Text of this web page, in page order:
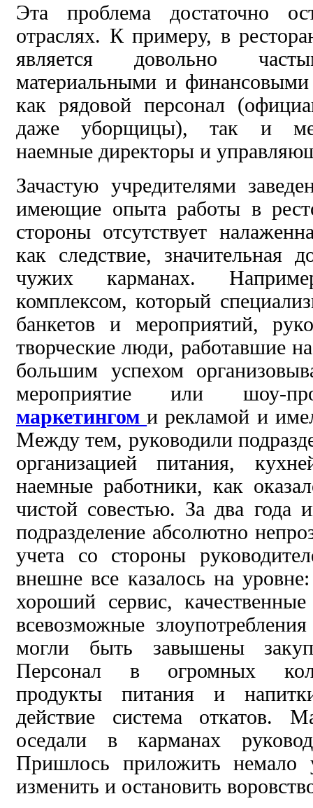
Эта проблема достаточно
отраслях. К примеру, в
является довольно
материальными и
как рядовой персонал
даже уборщицы), так и
наемные директоры и
Зачастую учредителями
имеющие опыта работы в
стороны отсутствует
как следствие, значительная
чужих карманах.
комплексом, который
банкетов и мероприятий,
творческие люди, работавшие
большим успехом
мероприятие или шоу-
маркетингоми рекламой и
Между тем, руководили
организацией питания,
наемные работники, как
чистой совестью. За два года
подразделение абсолютно
учета со стороны
внешне все казалось на
хороший сервис,
всевозможные злоупотребления
могли быть завышены
Персонал в огромных
продукты питания и
действие система откатов.
оседали в карманах
Пришлось приложить немало
изменить и остановить